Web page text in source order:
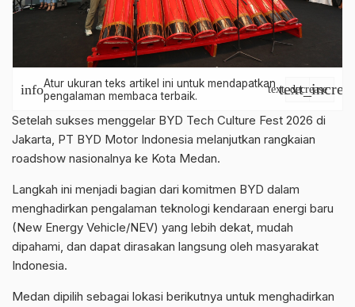
infoAtur ukuran teks artikel ini untuk mendapatkan
pengalaman membaca terbaik.
text_decrease
Setelah sukses menggelar BYD Tech Culture Fest 2026 di
Jakarta, PT BYD Motor Indonesia melanjutkan rangkaian
roadshow nasionalnya ke Kota Medan.
Langkah ini menjadi bagian dari komitmen BYD dalam
menghadirkan pengalaman teknologi kendaraan energi baru
(New Energy Vehicle/NEV) yang lebih dekat, mudah
dipahami, dan dapat dirasakan langsung oleh masyarakat
Indonesia.
Medan dipilih sebagai lokasi berikutnya untuk menghadirkan